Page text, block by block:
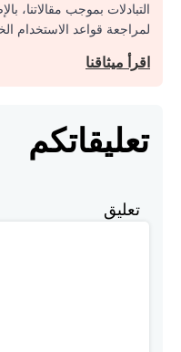
التبادلات بموجب مقالاتنا،
لمراجعة قواعد الاستخدام
اقرأ ميثاقنا
تعليقاتكم
تعليق